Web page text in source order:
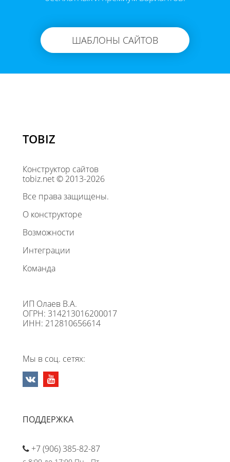
ШАБЛОНЫ САЙТОВ
TOBIZ
Конструктор сайтов
tobiz.net © 2013-2026
Все права защищены.
О конструкторе
Возможности
Интеграции
Команда
ИП Олаев В.А.
ОГРН: 314213016200017
ИНН: 212810656614
Мы в соц. сетях:
ПОДДЕРЖКА
+7 (906) 385-82-87